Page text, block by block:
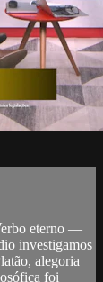
eterno —
investigamos
alegoria
foi